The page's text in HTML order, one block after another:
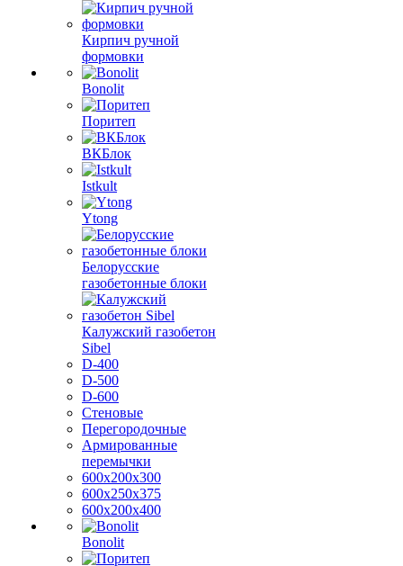
Кирпич ручной
формовки
Bonolit
Поритеп
ВКБлок
Istkult
Ytong
Белорусские
газобетонные блоки
Калужский газобетон
Sibel
D-400
D-500
D-600
Стеновые
Перегородочные
Армированные
перемычки
600х200х300
600х250х375
600х200х400
Bonolit